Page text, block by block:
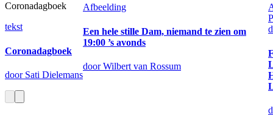
Coronadagboek
tekst
Coronadagboek
door Sati Dielemans
Afbeelding
Een hele stille Dam, niemand te zien om
19:00 ’s avonds
door Wilbert van Rossum